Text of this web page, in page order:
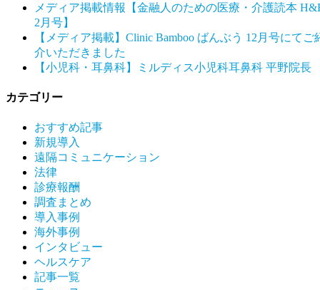
メディア掲載情報【金融人のための医療・介護読本
2月号】
【メディア掲載】Clinic Bamboo ばんぶう 12月号にてご
介いただきました
【小児科・耳鼻科】ミルディス小児科耳鼻科 平野院長
カテゴリー
おすすめ記事
新規導入
遠隔コミュニケーション
法律
診療報酬
調査まとめ
導入事例
海外事例
インタビュー
ヘルスケア
記事一覧